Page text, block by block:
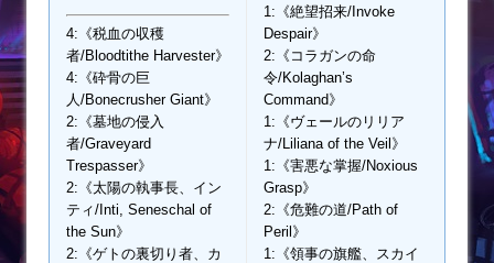
4:《税血の収穫
者/Bloodtithe Harvester》
4:《砕骨の巨
人/Bonecrusher Giant》
2:《墓地の侵入
者/Graveyard
Trespasser》
2:《太陽の執事長、イン
ティ/Inti, Seneschal of
the Sun》
2:《ゲトの裏切り者、カ
1:《絶望招来/Invoke
Despair》
2:《コラガンの命
令/Kolaghan’s
Command》
1:《ヴェールのリリア
ナ/Liliana of the Veil》
1:《害悪な掌握/Noxious
Grasp》
2:《危難の道/Path of
Peril》
1:《領事の旗艦、スカイ